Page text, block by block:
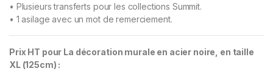
• Plusieurs transferts pour les collections Summit.
• 1 asilage avec un mot de remerciement.
Prix HT pour La décoration murale en acier noire, en taille
XL (125cm) :